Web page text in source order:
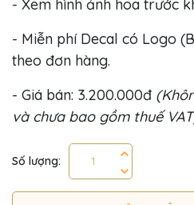
- Xem hình ảnh hoa trước
- Miễn phí Decal có Logo
theo đơn hàng.
- Giá bán: 3.200.000đ
và chưa bao gồm thuế
Số lượng: